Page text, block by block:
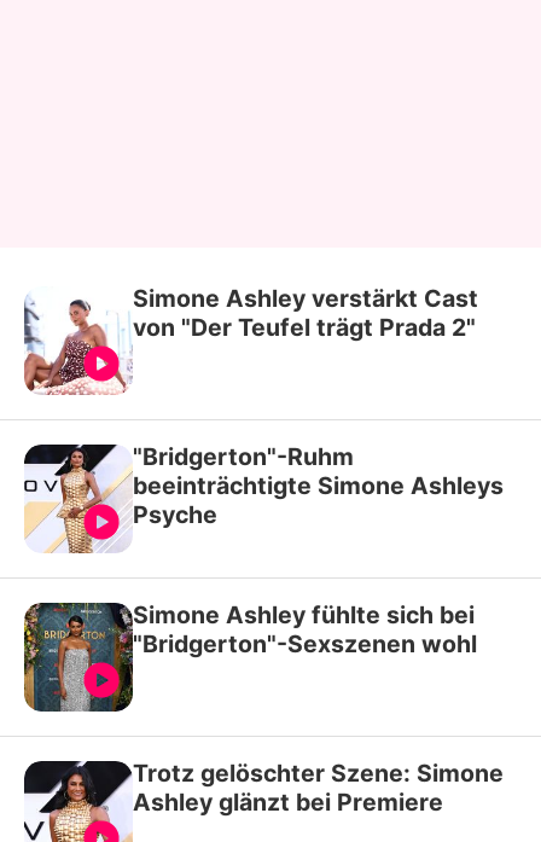
Simone Ashley verstärkt Cast
von "Der Teufel trägt Prada 2"
"Bridgerton"-Ruhm
beeinträchtigte Simone Ashleys
Psyche
Simone Ashley fühlte sich bei
"Bridgerton"-Sexszenen wohl
Trotz gelöschter Szene: Simone
Ashley glänzt bei Premiere